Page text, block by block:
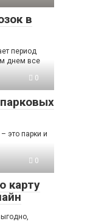
в
период
днем все
0
это парки и
0
карту